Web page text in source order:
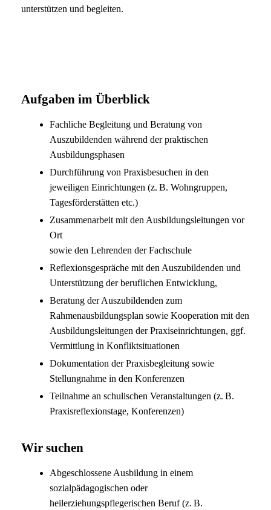
unterstützen und begleiten.
Aufgaben im Überblick
Fachliche Begleitung und Beratung von
Auszubildenden während der praktischen
Ausbildungsphasen
Durchführung von Praxisbesuchen in den
jeweiligen Einrichtungen (z. B. Wohngruppen,
Tagesförderstätten etc.)
Zusammenarbeit mit den Ausbildungsleitungen vor
Ort
sowie den Lehrenden der Fachschule
Reflexionsgespräche mit den Auszubildenden und
Unterstützung der beruflichen Entwicklung,
Beratung der Auszubildenden zum
Rahmenausbildungsplan sowie Kooperation mit den
Ausbildungsleitungen der Praxiseinrichtungen, ggf.
Vermittlung in Konfliktsituationen
Dokumentation der Praxisbegleitung sowie
Stellungnahme in den Konferenzen
Teilnahme an schulischen Veranstaltungen (z. B.
Praxisreflexionstage, Konferenzen)
Wir suchen
Abgeschlossene Ausbildung in einem
sozialpädagogischen oder
heilerziehungspflegerischen Beruf (z. B.